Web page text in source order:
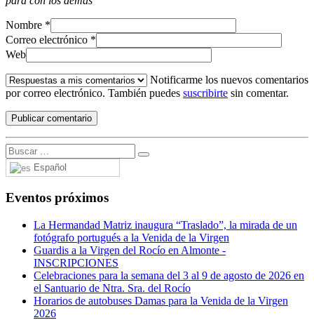
Nombre *
Correo electrónico *
Web
Notificarme los nuevos comentarios
por correo electrónico. También puedes suscribirte sin comentar.
Español
Eventos próximos
La Hermandad Matriz inaugura “Traslado”, la mirada de un
fotógrafo portugués a la Venida de la Virgen
Guardis a la Virgen del Rocío en Almonte -
INSCRIPCIONES
Celebraciones para la semana del 3 al 9 de agosto de 2026 en
el Santuario de Ntra. Sra. del Rocío
Horarios de autobuses Damas para la Venida de la Virgen
2026